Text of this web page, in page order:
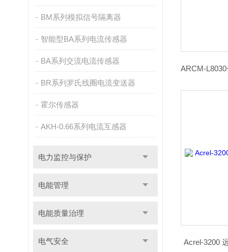
BM系列模拟信号隔离器
智能型BA系列电流传感器
BA系列交流电流传感器
BR系列罗氏线圈电流变送器
霍尔传感器
AKH-0.66系列电流互感器
电力监控与保护
电能管理
电能质量治理
电气安全 Acrel-3200